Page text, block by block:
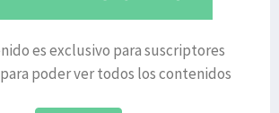
es exclusivo para suscriptores
poder ver todos los contenidos